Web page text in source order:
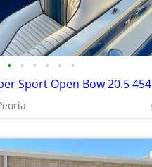
• • • • • •
Sport Open Bow 20.5 454